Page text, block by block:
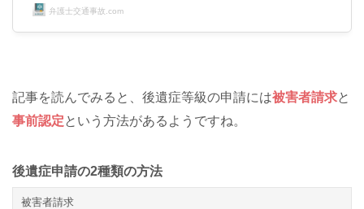
合、何か申請方法はあるの？」交通事故にあわれて後遺症
が残ってしまった方の中には後遺障害の申請を検討されて
いらっしゃる方もいるかと思います。しかし、交通事故に
弁護士交通事故.com
記事を読んでみると、後遺症等級の申請には被害者請求と
事前認定という方法があるようですね。
後遺症申請の2種類の方法
被害者請求